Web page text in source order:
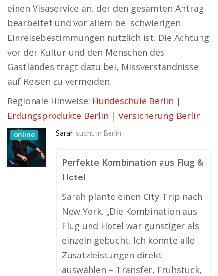
einen Visaservice an, der den gesamten Antrag
bearbeitet und vor allem bei schwierigen
Einreisebestimmungen nützlich ist. Die Achtung
vor der Kultur und den Menschen des
Gastlandes trägt dazu bei, Missverständnisse
auf Reisen zu vermeiden.
Regionale Hinweise: Hundeschule Berlin |
Erdungsprodukte Berlin | Versicherung Berlin
online Sarah sucht in Berlin
Perfekte Kombination aus Flug &
Hotel
Sarah plante einen City-Trip nach
New York. „Die Kombination aus
Flug und Hotel war günstiger als
einzeln gebucht. Ich konnte alle
Zusatzleistungen direkt
auswählen – Transfer, Frühstück,